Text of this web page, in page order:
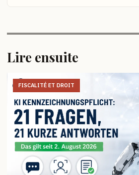
Lire ensuite
FISCALITÉ ET DROIT